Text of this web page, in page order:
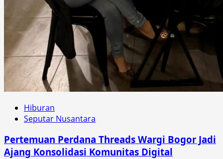
Hiburan
Seputar Nusantara
Pertemuan Perdana Threads Wargi Bogor Jadi
Ajang Konsolidasi Komunitas Digital